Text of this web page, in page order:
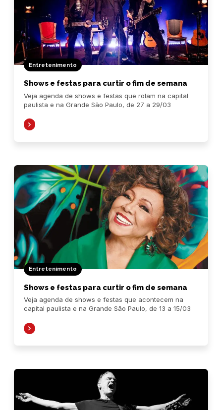
Entretenimento
Shows e festas para curtir o fim de semana
Veja agenda de shows e festas que rolam na capital
paulista e na Grande São Paulo, de 27 a 29/03
Entretenimento
Shows e festas para curtir o fim de semana
Veja agenda de shows e festas que acontecem na
capital paulista e na Grande São Paulo, de 13 a 15/03